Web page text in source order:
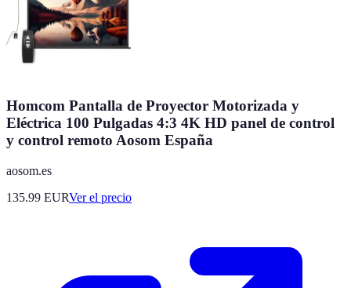
Homcom Pantalla de Proyector Motorizada y
Eléctrica 100 Pulgadas 4:3 4K HD panel de control
y control remoto Aosom España
aosom.es
135.99 EURVer el precio